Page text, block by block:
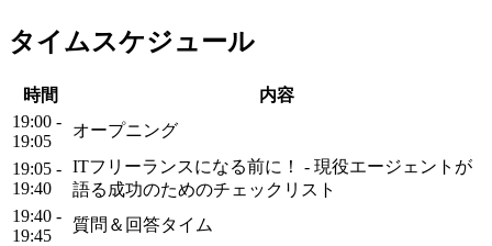
タイムスケジュール
時間
内容
19:00 -
19:05
オープニング
19:05 -
19:40
ITフリーランスになる前に！ - 現役エージェントが
語る成功のためのチェックリスト
19:40 -
19:45
質問＆回答タイム